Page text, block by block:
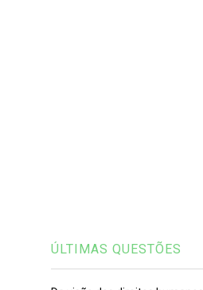
ÚLTIMAS QUESTÕES